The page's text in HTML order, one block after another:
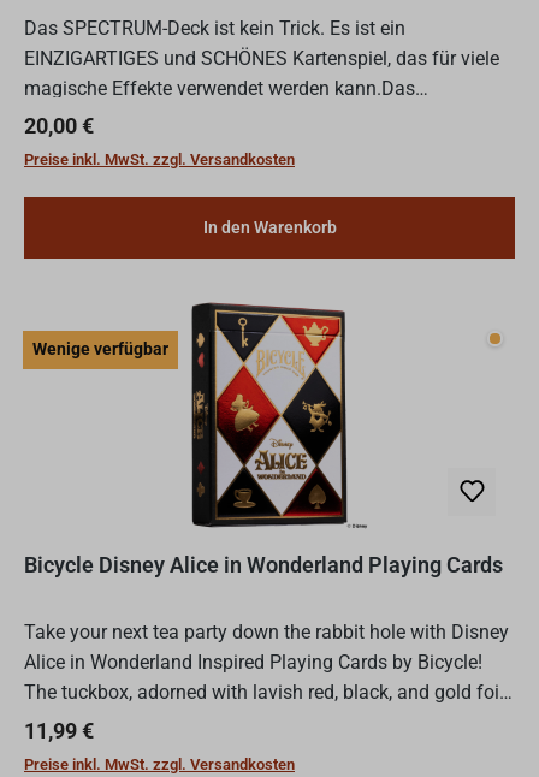
Das SPECTRUM-Deck ist kein Trick. Es ist ein
EINZIGARTIGES und SCHÖNES Kartenspiel, das für viele
magische Effekte verwendet werden kann.Das
SPECTRUM-Deck ist das weltweit erste und einzige TRUE
Bicycle-Regenbogendeck...
Regulärer Preis:
20,00 €
Preise inkl. MwSt. zzgl. Versandkosten
In den Warenkorb
Wenige verfügbar
Bicycle Disney Alice in Wonderland Playing Cards
Take your next tea party down the rabbit hole with Disney
Alice in Wonderland Inspired Playing Cards by Bicycle!
The tuckbox, adorned with lavish red, black, and gold foil,
exudes the grandeur befitting The Queen of H...
Regulärer Preis:
11,99 €
Preise inkl. MwSt. zzgl. Versandkosten